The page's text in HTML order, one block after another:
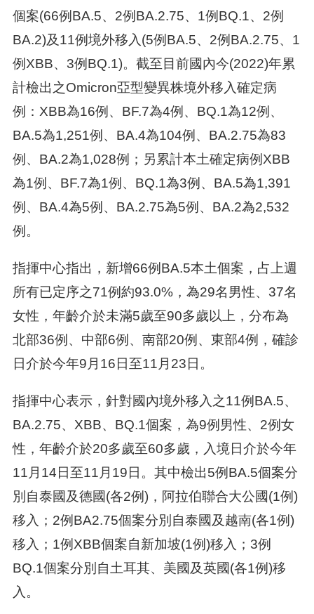
個案(66例BA.5、2例BA.2.75、1例BQ.1、2例
BA.2)及11例境外移入(5例BA.5、2例BA.2.75、1
例XBB、3例BQ.1)。截至目前國內今(2022)年累
計檢出之Omicron亞型變異株境外移入確定病
例：XBB為16例、BF.7為4例、BQ.1為12例、
BA.5為1,251例、BA.4為104例、BA.2.75為83
例、BA.2為1,028例；另累計本土確定病例XBB
為1例、BF.7為1例、BQ.1為3例、BA.5為1,391
例、BA.4為5例、BA.2.75為5例、BA.2為2,532
例。
指揮中心指出，新增66例BA.5本土個案，占上週
所有已定序之71例約93.0%，為29名男性、37名
女性，年齡介於未滿5歲至90多歲以上，分布為
北部36例、中部6例、南部20例、東部4例，確診
日介於今年9月16日至11月23日。
指揮中心表示，針對國內境外移入之11例BA.5、
BA.2.75、XBB、BQ.1個案，為9例男性、2例女
性，年齡介於20多歲至60多歲，入境日介於今年
11月14日至11月19日。其中檢出5例BA.5個案分
別自泰國及德國(各2例)，阿拉伯聯合大公國(1例)
移入；2例BA2.75個案分別自泰國及越南(各1例)
移入；1例XBB個案自新加坡(1例)移入；3例
BQ.1個案分別自土耳其、美國及英國(各1例)移
入。